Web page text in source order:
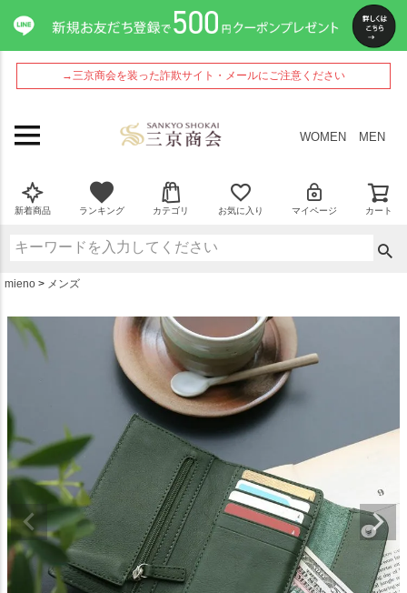
→三京商会を装った詐欺サイト・メールにご注意ください
WOMEN MEN
新着商品 ランキング カテゴリ お気に入り マイページ カート
mieno メンズ
ペー
ジト
ップ
へ